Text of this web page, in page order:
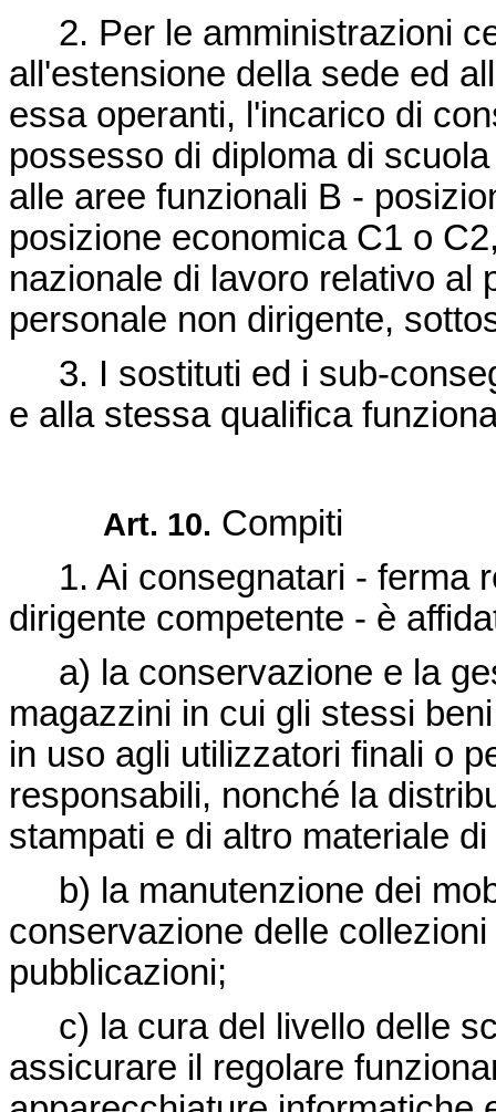
2. Per le amministrazioni
all'estensione della sede ed
essa operanti, l'incarico di
possesso di diploma di
alle aree funzionali B -
posizione economica C1 o
nazionale di lavoro relativo al
personale non dirigente,
3. I sostituti ed i sub-
e alla stessa qualifica
Art. 10. Compiti
1. Ai consegnatari - ferma
dirigente competente - è
a) la conservazione e la
magazzini in cui gli stessi
in uso agli utilizzatori finali o
responsabili, nonché la
stampati e di altro materiale
b) la manutenzione dei
conservazione delle
pubblicazioni;
c) la cura del livello delle
assicurare il regolare